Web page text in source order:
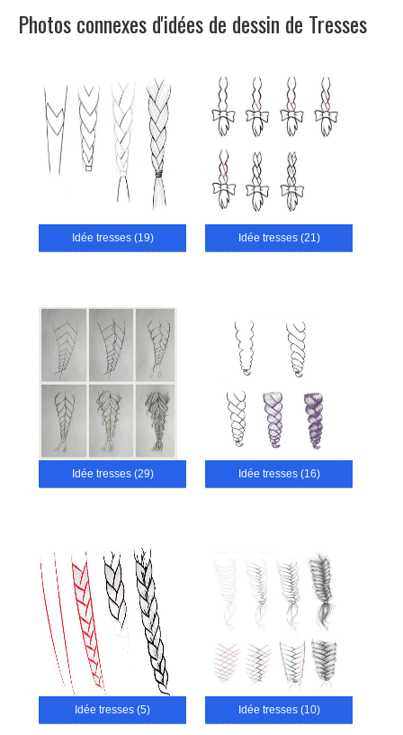
Photos connexes d'idées de dessin de Tresses
Idée tresses (19) Idée tresses (21)
Idée tresses (29) Idée tresses (16)
Idée tresses (5) Idée tresses (10)